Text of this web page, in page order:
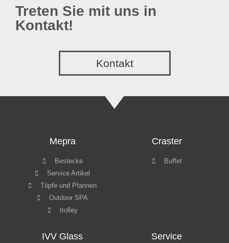
Treten Sie mit uns in
Kontakt!
Kontakt
Mepra
Bestecke
Service Artikel
Töpfe und Pfannen
Outdoor SPA
trolley
Craster
Buffet
IVV Glass Service